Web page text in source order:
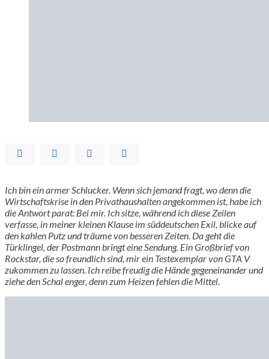
Ich bin ein armer Schlucker. Wenn sich jemand fragt, wo denn die
Wirtschaftskrise in den Privathaushalten angekommen ist, habe ich
die Antwort parat: Bei mir. Ich sitze, während ich diese Zeilen
verfasse, in meiner kleinen Klause im süddeutschen Exil, blicke auf
den kahlen Putz und träume von besseren Zeiten. Da geht die
Türklingel, der Postmann bringt eine Sendung. Ein Großbrief von
Rockstar, die so freundlich sind, mir ein Testexemplar von GTA V
zukommen zu lassen. Ich reibe freudig die Hände gegeneinander und
ziehe den Schal enger, denn zum Heizen fehlen die Mittel.